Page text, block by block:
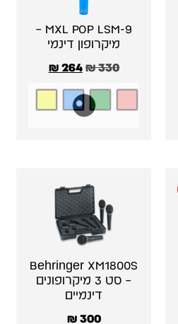
MXL POP LSM-9 –
מיקרופון דינמי
₪330
₪264
Behringer XM1800S
– סט 3 מיקרופונים
דינמיים
₪300